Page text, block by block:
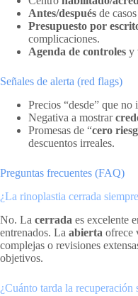
Antes/después de
Presupuesto por
complicaciones.
Agenda de controles y
Señales de alerta (red flags)
Precios “desde” que no
Negativa a mostrar
Promesas de “cero
descuentos irreales.
Preguntas frecuentes (FAQ)
¿La rinoplastia cerrada
No. La cerrada es excelente
entrenados. La abierta ofrece
complejas o revisiones
objetivos.
¿Cuánto tarda la recuperación